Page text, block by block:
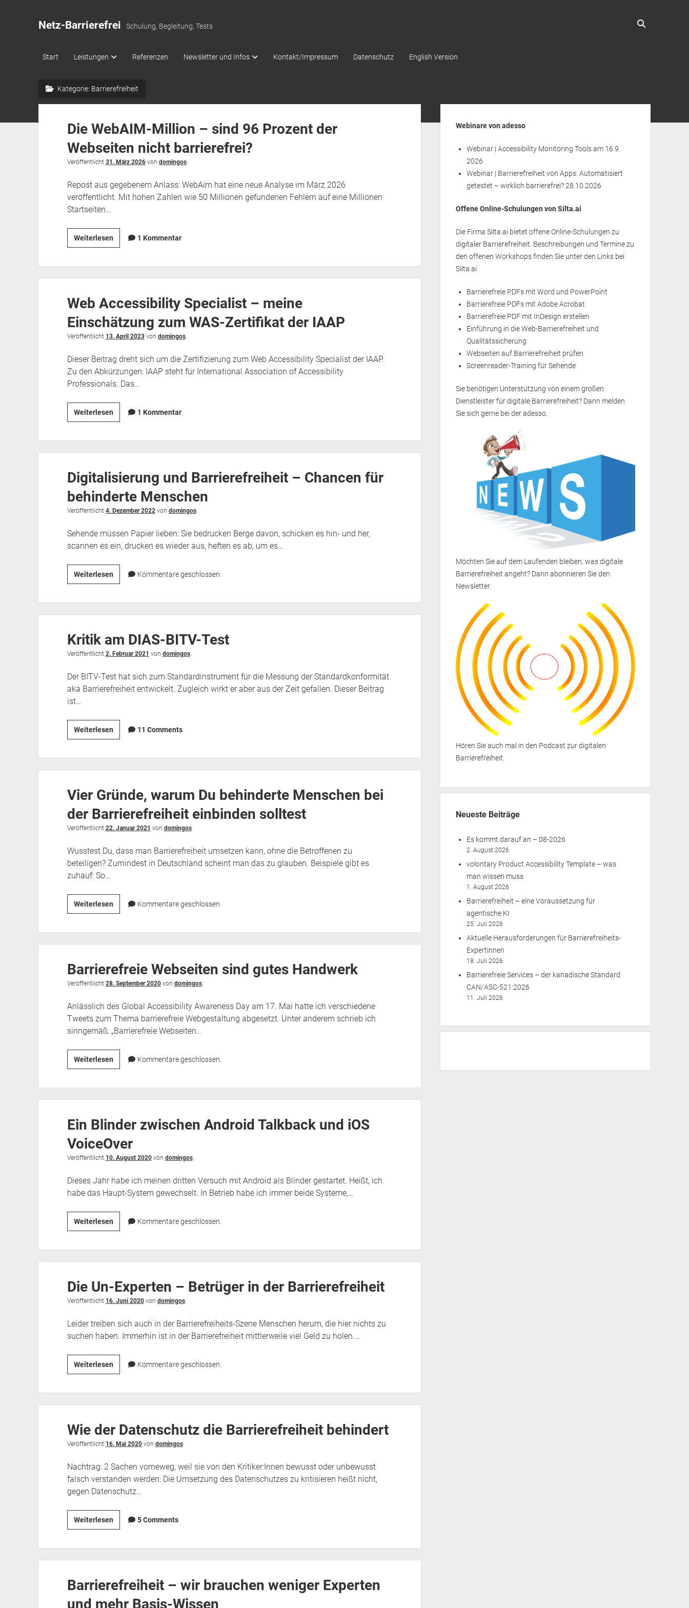
Netz-Barrierefrei Schulung, Begleitung, Tests
Start Leistungen Referenzen Newsletter und Infos Kontakt/Impressum Datenschutz English Version
Kategorie: Barrierefreiheit
Die WebAIM-Million – sind 96 Prozent der
Webseiten nicht barrierefrei?
Veröffentlicht 31. März 2026von domingos.
Repost aus gegebenem Anlass: WebAim hat eine neue Analyse im März 2026
veröffentlicht. Mit hohen Zahlen wie 50 Millionen gefundenen Fehlern auf eine Millionen
Startseiten…
WeiterlesenDie
WebAIM-
96
der
Webseiten
barrierefrei?
1 Kommentar
Web Accessibility Specialist – meine
Einschätzung zum WAS-Zertifikat der IAAP
Veröffentlicht 13. April 2023von domingos.
Dieser Beitrag dreht sich um die Zertifizierung zum Web Accessibility Specialist der IAAP.
Zu den Abkürzungen: IAAP steht für International Association of Accessibility
Professionals. Das…
WeiterlesenWeb
Accessibility
Einschätzung
WAS-
Zertifikat
IAAP
1 Kommentar
Digitalisierung und Barrierefreiheit – Chancen für
behinderte Menschen
Veröffentlicht 4. Dezember 2022von domingos.
Sehende müssen Papier lieben: Sie bedrucken Berge davon, schicken es hin- und her,
scannen es ein, drucken es wieder aus, heften es ab, um es…
WeiterlesenDigitalisierung
und
für
Kommentare geschlossen.
Kritik am DIAS-BITV-Test
Veröffentlicht 2. Februar 2021 von domingos.
Der BITV-Test hat sich zum Standardinstrument für die Messung der Standardkonformität
aka Barrierefreiheit entwickelt. Zugleich wirkt er aber aus der Zeit gefallen. Dieser Beitrag
ist…
WeiterlesenKritik
am
11 Comments
Vier Gründe, warum Du behinderte Menschen bei
der Barrierefreiheit einbinden solltest
Veröffentlicht 22. Januar 2021 von domingos.
Wusstest Du, dass man Barrierefreiheit umsetzen kann, ohne die Betroffenen zu
beteiligen? Zumindest in Deutschland scheint man das zu glauben. Beispiele gibt es
zuhauf: So…
WeiterlesenVier
Gründe,
Menschen
der
Barrierefreiheit
einbinden
solltest
Kommentare geschlossen.
Barrierefreie Webseiten sind gutes Handwerk
Veröffentlicht 28. September 2020von domingos.
Anlässlich des Global Accessibility Awareness Day am 17. Mai hatte ich verschiedene
Tweets zum Thema barrierefreie Webgestaltung abgesetzt. Unter anderem schrieb ich
sinngemäß: „Barrierefreie Webseiten…
WeiterlesenBarrierefreie
Webseiten
Kommentare geschlossen.
Ein Blinder zwischen Android Talkback und iOS
VoiceOver
Veröffentlicht 10. August 2020von domingos.
Dieses Jahr habe ich meinen dritten Versuch mit Android als Blinder gestartet. Heißt, ich
habe das Haupt-System gewechselt. In Betrieb habe ich immer beide Systeme,…
WeiterlesenEin
Blinder
und
Kommentare geschlossen.
Die Un-Experten – Betrüger in der Barrierefreiheit
Veröffentlicht 16. Juni 2020von domingos.
Leider treiben sich auch in der Barrierefreiheits-Szene Menschen herum, die hier nichts zu
suchen haben. Immerhin ist in der Barrierefreiheit mittlerweile viel Geld zu holen.…
WeiterlesenDie
Un-
in
Kommentare geschlossen.
Wie der Datenschutz die Barrierefreiheit behindert
Veröffentlicht 16. Mai 2020von domingos.
Nachtrag: 2 Sachen vorneweg, weil sie von den Kritiker:Innen bewusst oder unbewusst
falsch verstanden werden: Die Umsetzung des Datenschutzes zu kritisieren heißt nicht,
gegen Datenschutz…
WeiterlesenWie
der
behindert
5 Comments
Barrierefreiheit – wir brauchen weniger Experten
und mehr Basis-Wissen
Webinare von adesso
Webinar | Accessibility Monitoring Toolsam 16.9.
2026
Webinar | Barrierefreiheit von Apps: Automatisiert
getestet – wirklich barrierefrei?28.10.2026
Offene Online-Schulungen von Silta.ai
Die Firma Silta.ai bietet offene Online-Schulungen zu
digitaler Barrierefreiheit. Beschreibungen und Termine zu
den offenen Workshops finden Sie unter den Links bei
Silta.ai.
Barrierefreie PDFs mit Word und PowerPoint
Barrierefreie PDFs mit Adobe Acrobat
Barrierefreie PDF mit InDesign erstellen
Einführung in die Web-Barrierefreiheit und
Qualitätssicherung
Webseiten auf Barrierefreiheit prüfen
Screenreader-Training für Sehende
Sie benötigen Unterstützung von einem großen
Dienstleister für digitale Barrierefreiheit? Dann melden
Sie sich gerne bei deradesso
Möchten Sie auf dem Laufenden bleiben, was digitale
Barrierefreiheit angeht? Dannabonnieren Sie den
Newsletter.
Hören Sie auch mal in den Podcast zur digitalen
Barrierefreiheit
Neueste Beiträge
Es kommt darauf an – 08-2026
2. August 2026
volontary Product Accessibility Template – was
man wissen muss
1. August 2026
Barrierefreiheit – eine Voraussetzung für
agentische KI
25. Juli 2026
Aktuelle Herausforderungen für Barrierefreiheits-
Expertinnen
18. Juli 2026
Barrierefreie Services – der kanadische Standard
CAN/ASC-521:2026
11. Juli 2026